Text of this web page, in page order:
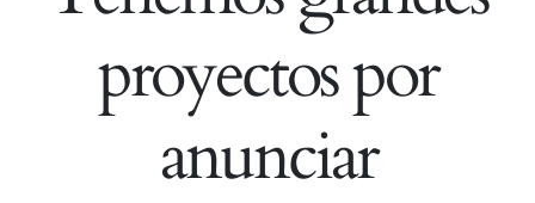
proyectos por
anunciar